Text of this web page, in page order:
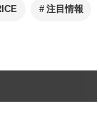
注目情報